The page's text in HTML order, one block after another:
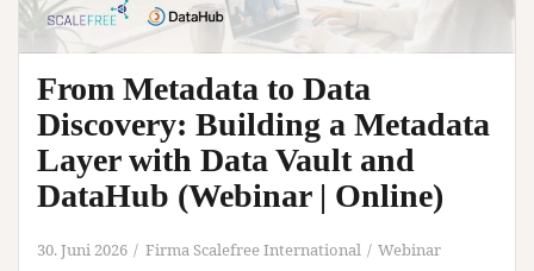
From Metadata to Data
Discovery: Building a Metadata
Layer with Data Vault and
DataHub (Webinar | Online)
30. Juni 2026 Firma Scalefree International Webinar